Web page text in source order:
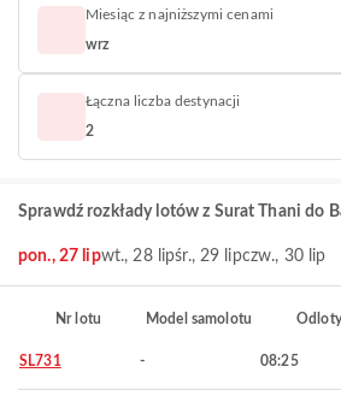
Miesiąc z najniższymi cenami
wrz
Łączna liczba destynacji
2
Sprawdź rozkłady lotów z Surat Thani do
pon., 27 lipwt., 28 lipśr., 29 lipczw., 30 lip
Nr lotu Model samolotu Odloty
SL731 - 08:25